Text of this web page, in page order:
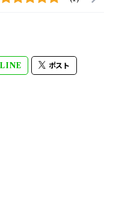
LINE ポスト